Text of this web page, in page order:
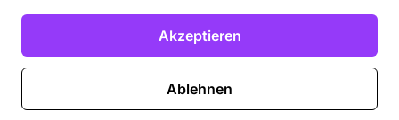
Akzeptieren
Ablehnen